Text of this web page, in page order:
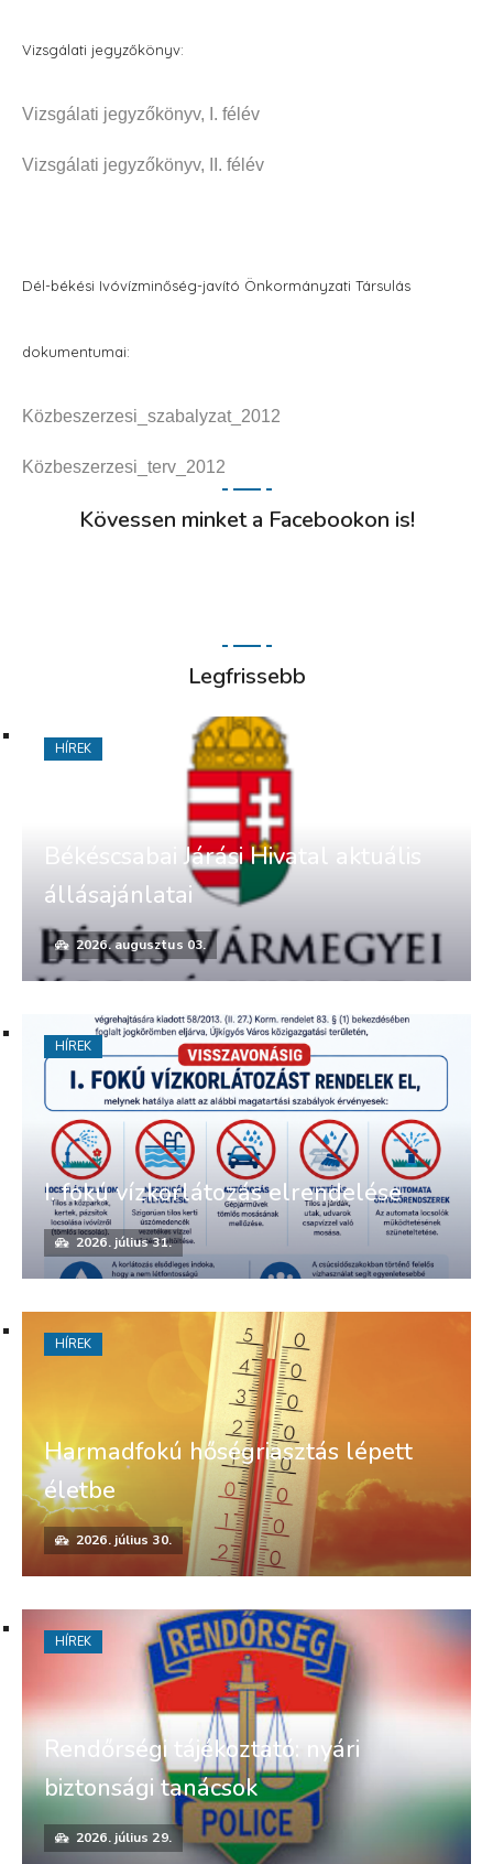
Vizsgálati jegyzőkönyv:
Vizsgálati jegyzőkönyv, I. félév
Vizsgálati jegyzőkönyv, II. félév
Dél-békési Ivóvízminőség-javító Önkormányzati Társulás
dokumentumai:
Közbeszerzesi_szabalyzat_2012
Közbeszerzesi_terv_2012
Kövessen minket a Facebookon is!
Legfrissebb
Békéscsabai Járási Hivatal aktuális
állásajánlatai
2026. augusztus 03.
HÍREK
I. fokú vízkorlátozás elrendelése
2026. július 31.
HÍREK
Harmadfokú hőségriasztás lépett
életbe
2026. július 30.
HÍREK
Rendőrségi tájékoztató: nyári
biztonsági tanácsok
2026. július 29.
HÍREK